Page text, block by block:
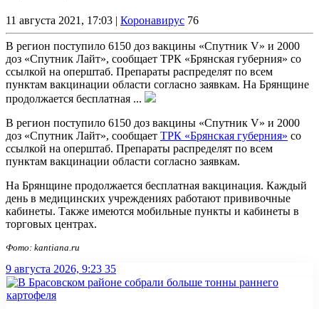
11 августа 2021, 17:03 | Коронавирус 76
В регион поступило 6150 доз вакцины «Спутник V» и 2000
доз «Спутник Лайт», сообщает ТРК «Брянская губерния» со
ссылкой на оперштаб. Препараты распределят по всем
пунктам вакцинации области согласно заявкам. На Брянщине
продолжается бесплатная ...
В регион поступило 6150 доз вакцины «Спутник V» и 2000
доз «Спутник Лайт», сообщает ТРК «Брянская губерния» со
ссылкой на оперштаб. Препараты распределят по всем
пунктам вакцинации области согласно заявкам.
На Брянщине продолжается бесплатная вакцинация. Каждый
день в медицинских учреждениях работают прививочные
кабинеты. Также имеются мобильные пункты и кабинеты в
торговых центрах.
Фото: kantiana.ru
9 августа 2026, 9:23 35